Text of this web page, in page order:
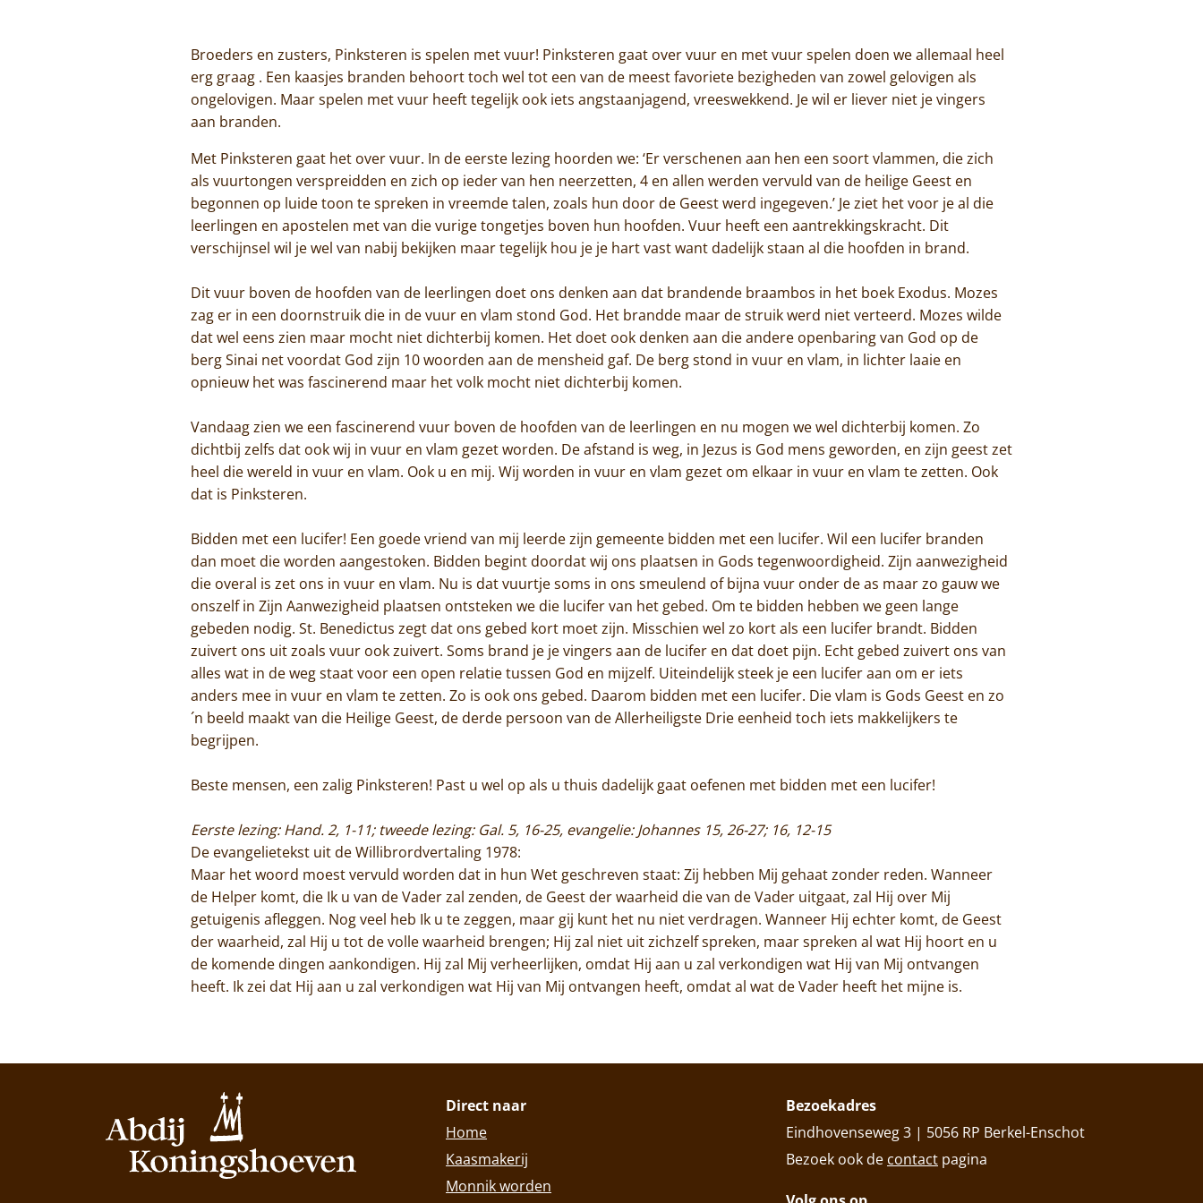
Home
Trappisten
De abdij
Actueel
Contact
De kloosterwinkel
Broeders en zusters, Pinksteren is spelen met vuur! Pinksteren gaat over vuur en met vuur spelen doen we allemaal heel
erg graag . Een kaasjes branden behoort toch wel tot een van de meest favoriete bezigheden van zowel gelovigen als
ongelovigen. Maar spelen met vuur heeft tegelijk ook iets angstaanjagend, vreeswekkend. Je wil er liever niet je vingers
aan branden.
Met Pinksteren gaat het over vuur. In de eerste lezing hoorden we: ‘Er verschenen aan hen een soort vlammen, die zich
als vuurtongen verspreidden en zich op ieder van hen neerzetten, 4 en allen werden vervuld van de heilige Geest en
begonnen op luide toon te spreken in vreemde talen, zoals hun door de Geest werd ingegeven.’ Je ziet het voor je al die
leerlingen en apostelen met van die vurige tongetjes boven hun hoofden. Vuur heeft een aantrekkingskracht. Dit
verschijnsel wil je wel van nabij bekijken maar tegelijk hou je je hart vast want dadelijk staan al die hoofden in brand.
Dit vuur boven de hoofden van de leerlingen doet ons denken aan dat brandende braambos in het boek Exodus. Mozes
zag er in een doornstruik die in de vuur en vlam stond God. Het brandde maar de struik werd niet verteerd. Mozes wilde
dat wel eens zien maar mocht niet dichterbij komen. Het doet ook denken aan die andere openbaring van God op de
berg Sinai net voordat God zijn 10 woorden aan de mensheid gaf. De berg stond in vuur en vlam, in lichter laaie en
opnieuw het was fascinerend maar het volk mocht niet dichterbij komen.
Vandaag zien we een fascinerend vuur boven de hoofden van de leerlingen en nu mogen we wel dichterbij komen. Zo
dichtbij zelfs dat ook wij in vuur en vlam gezet worden. De afstand is weg, in Jezus is God mens geworden, en zijn geest zet
heel die wereld in vuur en vlam. Ook u en mij. Wij worden in vuur en vlam gezet om elkaar in vuur en vlam te zetten. Ook
dat is Pinksteren.
Bidden met een lucifer! Een goede vriend van mij leerde zijn gemeente bidden met een lucifer. Wil een lucifer branden
dan moet die worden aangestoken. Bidden begint doordat wij ons plaatsen in Gods tegenwoordigheid. Zijn aanwezigheid
die overal is zet ons in vuur en vlam. Nu is dat vuurtje soms in ons smeulend of bijna vuur onder de as maar zo gauw we
onszelf in Zijn Aanwezigheid plaatsen ontsteken we die lucifer van het gebed. Om te bidden hebben we geen lange
gebeden nodig. St. Benedictus zegt dat ons gebed kort moet zijn. Misschien wel zo kort als een lucifer brandt. Bidden
zuivert ons uit zoals vuur ook zuivert. Soms brand je je vingers aan de lucifer en dat doet pijn. Echt gebed zuivert ons van
alles wat in de weg staat voor een open relatie tussen God en mijzelf. Uiteindelijk steek je een lucifer aan om er iets
anders mee in vuur en vlam te zetten. Zo is ook ons gebed. Daarom bidden met een lucifer. Die vlam is Gods Geest en zo
´n beeld maakt van die Heilige Geest, de derde persoon van de Allerheiligste Drie eenheid toch iets makkelijkers te
begrijpen.
Beste mensen, een zalig Pinksteren! Past u wel op als u thuis dadelijk gaat oefenen met bidden met een lucifer!
Eerste lezing: Hand. 2, 1-11; tweede lezing: Gal. 5, 16-25, evangelie: Johannes 15, 26-27; 16, 12-15
De evangelietekst uit de Willibrordvertaling 1978:
Maar het woord moest vervuld worden dat in hun Wet geschreven staat: Zij hebben Mij gehaat zonder reden. Wanneer
de Helper komt, die Ik u van de Vader zal zenden, de Geest der waarheid die van de Vader uitgaat, zal Hij over Mij
getuigenis afleggen. Nog veel heb Ik u te zeggen, maar gij kunt het nu niet verdragen. Wanneer Hij echter komt, de Geest
der waarheid, zal Hij u tot de volle waarheid brengen; Hij zal niet uit zichzelf spreken, maar spreken al wat Hij hoort en u
de komende dingen aankondigen. Hij zal Mij verheerlijken, omdat Hij aan u zal verkondigen wat Hij van Mij ontvangen
heeft. Ik zei dat Hij aan u zal verkondigen wat Hij van Mij ontvangen heeft, omdat al wat de Vader heeft het mijne is.
Direct naar
Home
Kaasmakerij
Monnik worden
Bezoekadres
Eindhovenseweg 3 | 5056 RP Berkel-Enschot
Bezoek ook de contact pagina